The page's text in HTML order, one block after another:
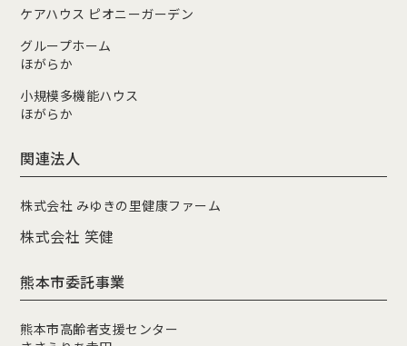
ケアハウス ピオニーガーデン
グループホーム
ほがらか
小規模多機能ハウス
ほがらか
関連法人
株式会社 みゆきの里健康ファーム
株式会社 笑健
熊本市委託事業
熊本市高齢者支援センター